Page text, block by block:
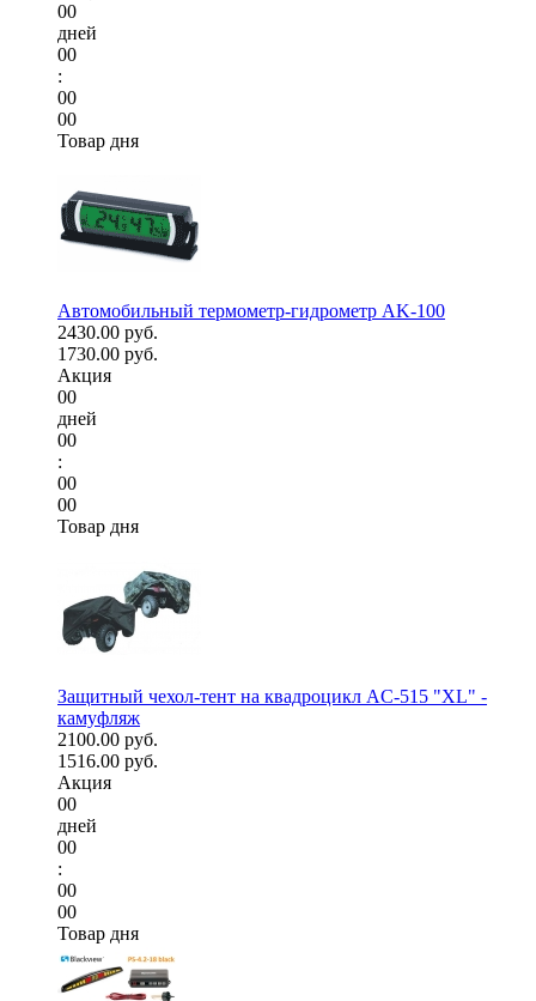
00
дней
00
:
00
00
Товар дня
Автомобильный термометр-гидрометр AK-100
2430.00 руб.
1730.00 руб.
Акция
00
дней
00
:
00
00
Товар дня
Защитный чехол-тент на квадроцикл AC-515 "XL" -
камуфляж
2100.00 руб.
1516.00 руб.
Акция
00
дней
00
:
00
00
Товар дня